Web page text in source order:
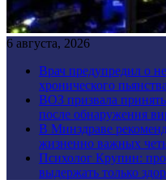
6 августа, 2026
Врач предупредил о
хронического пьянства
ВОЗ призвала
после обнаружения
В Минздраве
жизненно важных
Психолог Крупин:
выдержать только